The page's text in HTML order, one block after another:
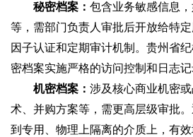
秘密档案‌： 包含业务敏感信息
等，需部门负责人审批后开放给特
因子认证和定期审计机制。贵州省
密档案实施严格的访问控制和日志记
机密档案‌： 涉及核心商业机密
术、并购方案等，需更高层级审批
到专用、物理上隔离的介质上，有